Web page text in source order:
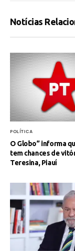
Notícias
POLÍTICA
O Globo” informa
tem chances de
Teresina, Piauí